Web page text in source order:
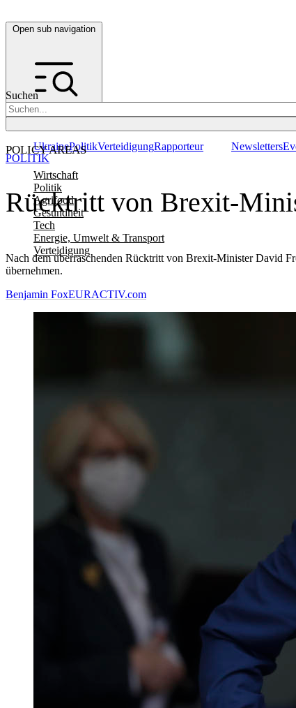
Open sub navigation
Suchen
POLICY AREAS
Wirtschaft
Politik
Agrifood
Gesundheit
Tech
Energie, Umwelt & Transport
Verteidigung
UkrainePolitikVerteidigungRapporteur Newsletters
Rücktritt von Brexit-
Nach dem überraschenden Rücktritt von Brexit-Minister David
übernehmen.
POLITIK
Benjamin FoxEURACTIV.com